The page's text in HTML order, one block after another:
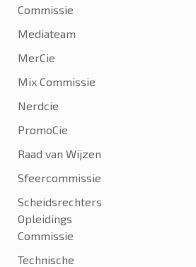
Commissie
Mediateam
MerCie
Mix Commissie
Nerdcie
PromoCie
Raad van Wijzen
Sfeercommissie
Scheidsrechters
Opleidings
Commissie
Technische